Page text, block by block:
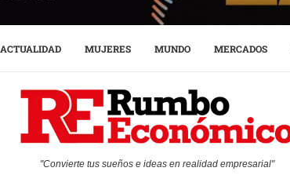
ACTUALIDAD MUJERES MUNDO MERCADOS
"Convierte tus sueños e ideas en realidad empresarial"